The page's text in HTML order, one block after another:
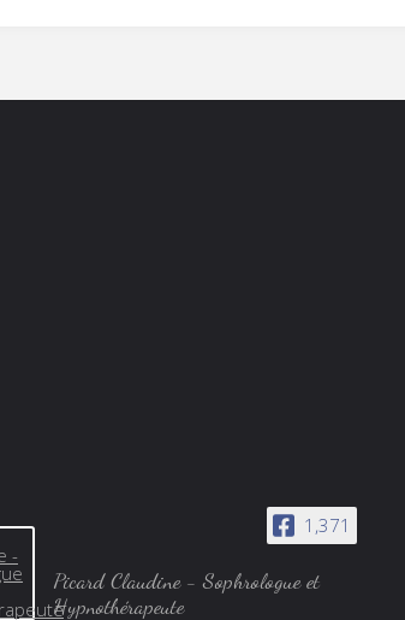
1,371
Picard Claudine - Sophrologue et
Hypnothérapeute